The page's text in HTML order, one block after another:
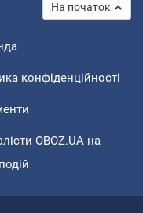
На початок
конфіденційності
OBOZ.UA на